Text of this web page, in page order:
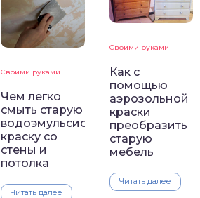
Своими руками
Чем легко
смыть старую
водоэмульсионную
краску со
стены и
потолка
Читать далее
Своими руками
Как с
помощью
аэрозольной
краски
преобразить
старую
мебель
Читать далее